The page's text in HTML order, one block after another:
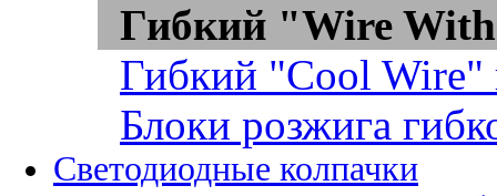
Гибкий "Wire
Гибкий "Cool Wire"
Блоки розжига
Светодиодные колпачки